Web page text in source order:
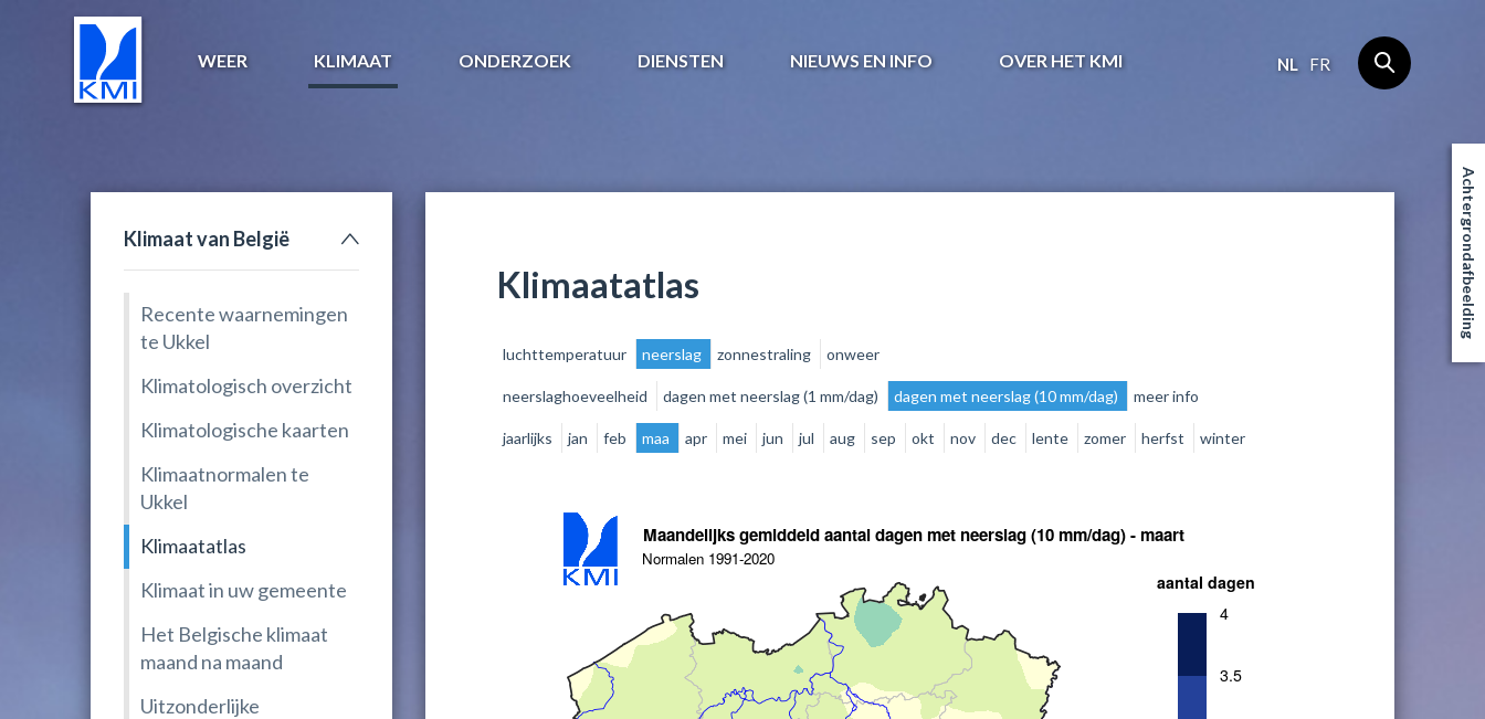
WEER KLIMAAT ONDERZOEK DIENSTEN NIEUWS EN INFO OVER HET KMI NL FR
Klimaat van België
Recente waarnemingen
te Ukkel
Klimatologisch overzicht
Klimatologische kaarten
Klimaatnormalen te
Ukkel
Klimaatatlas
Klimaat in uw gemeente
Het Belgische klimaat
maand na maand
Uitzonderlijke
Klimaatatlas
luchttemperatuur neerslag zonnestraling onweer
neerslaghoeveelheid dagen met neerslag (1 mm/dag) dagen met neerslag (10 mm/dag) meer info
jaarlijks jan feb maa apr mei jun jul aug sep okt nov dec lente zomer herfst winter
Achtergrondafbeelding